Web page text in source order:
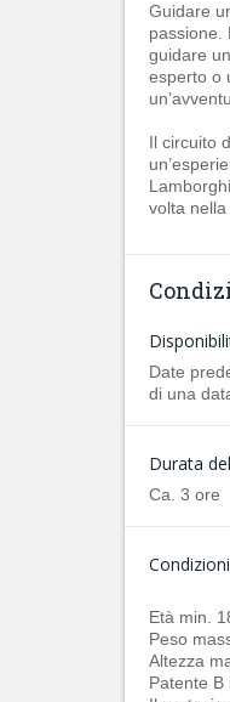
Guidare
passione.
guidare
esperto o
Il circuito
volta nella
Date
di una
Durata
Ca. 3 ore
Età min.
Peso
Altezza
Patente